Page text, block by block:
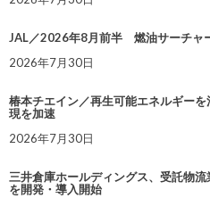
JAL／2026年8月前半 燃油サーチャ
2026年7月30日
椿本チエイン／再生可能エネルギー
現を加速
2026年7月30日
三井倉庫ホールディングス、受託物流
を開発・導入開始